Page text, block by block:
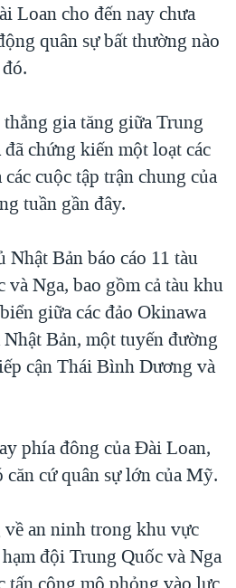
Loan cho đến nay chưa
quân sự bất thường nào
gia tăng giữa Trung
chứng kiến một loạt các
cuộc tập trận chung của
tuần gần đây.
Bản báo cáo 11 tàu
Nga, bao gồm cả tàu khu
giữa các đảo Okinawa
Bản, một tuyến đường
cận Thái Bình Dương và
phía đông của Đài Loan,
cứ quân sự lớn của Mỹ.
an ninh trong khu vực
đội Trung Quốc và Nga